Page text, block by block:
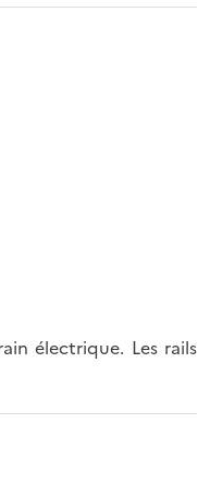
électrique. Les rails